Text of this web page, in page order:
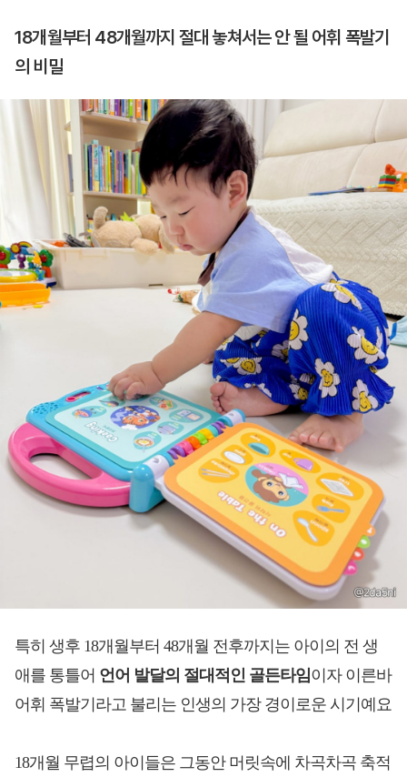
18개월부터 48개월까지 절대 놓쳐서는 안 될 어휘 폭발기
의 비밀
특히 생후 18개월부터 48개월 전후까지는 아이의 전 생
애를 통틀어 언어 발달의 절대적인 골든타임 이자 이른바
어휘 폭발기라고 불리는 인생의 가장 경이로운 시기예요
18개월 무렵의 아이들은 그동안 머릿속에 차곡차곡 축적